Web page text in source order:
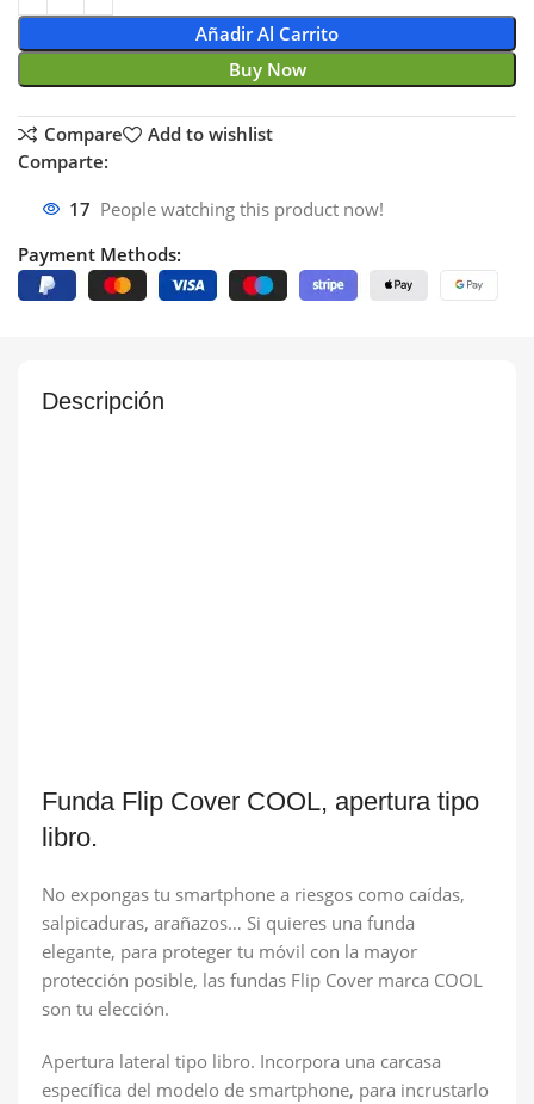
Añadir Al Carrito
Buy Now
Compare
Add to wishlist
Comparte:
17 People watching this product now!
Payment Methods:
Descripción
Funda Flip Cover COOL, apertura tipo
libro.
No expongas tu smartphone a riesgos como caídas,
salpicaduras, arañazos… Si quieres una funda
elegante, para proteger tu móvil con la mayor
protección posible, las fundas Flip Cover marca COOL
son tu elección.
Apertura lateral tipo libro. Incorpora una carcasa
específica del modelo de smartphone, para incrustarlo